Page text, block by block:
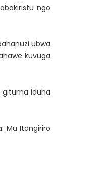
ngo
ubwa
kuvuga
gituma iduha
Mu Itangiriro